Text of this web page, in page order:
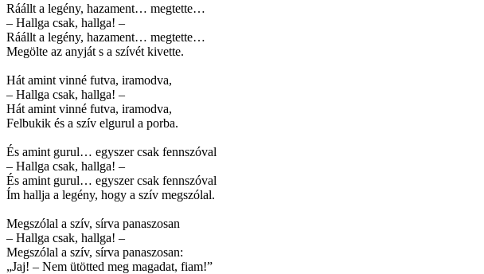
Ráállt a legény, hazament… megtette…
– Hallga csak, hallga! –
Ráállt a legény, hazament… megtette…
Megölte az anyját s a szívét kivette.
Hát amint vinné futva, iramodva,
– Hallga csak, hallga! –
Hát amint vinné futva, iramodva,
Felbukik és a szív elgurul a porba.
És amint gurul… egyszer csak fennszóval
– Hallga csak, hallga! –
És amint gurul… egyszer csak fennszóval
Ím hallja a legény, hogy a szív megszólal.
Megszólal a szív, sírva panaszosan
– Hallga csak, hallga! –
Megszólal a szív, sírva panaszosan:
„Jaj! – Nem ütötted meg magadat, fiam!”